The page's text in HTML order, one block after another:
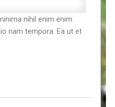
nihil enim enim.
nam tempora. Ea ut et